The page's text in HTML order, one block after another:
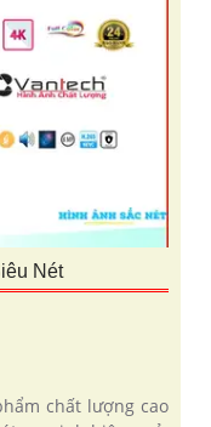
Nét
chất lượng cao